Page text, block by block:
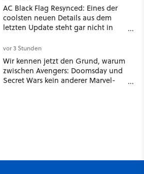
AC Black Flag Resynced: Eines der
coolsten neuen Details aus dem
letzten Update steht gar nicht in
vor 3 Stunden
Wir kennen jetzt den Grund, warum
zwischen Avengers: Doomsday und
Secret Wars kein anderer Marvel-